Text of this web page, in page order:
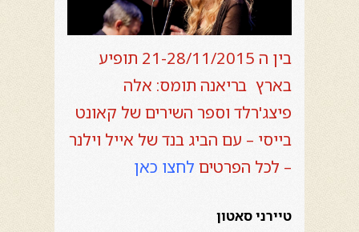
בין ה 21-28/11/2015 תופיע
בארץ בריאנה תומס: אלה
פיצג'רלד וספר השירים של קאונט
בייסי – עם הביג בנד של אייל וילנר
– לכל הפרטים לחצו כאן
טיירני סאטון